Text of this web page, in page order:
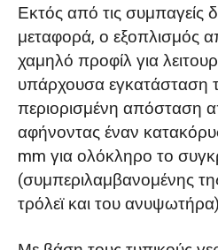
Εκτός από τις συμπαγείς
μεταφορά, ο εξοπλισμός
χαμηλό προφίλ για
υπάρχουσα εγκατάσταση
περιορισμένη απόσταση
αφήνοντας έναν
mm για ολόκληρο το
(συμπεριλαμβανομένης
τρόλεϊ και του